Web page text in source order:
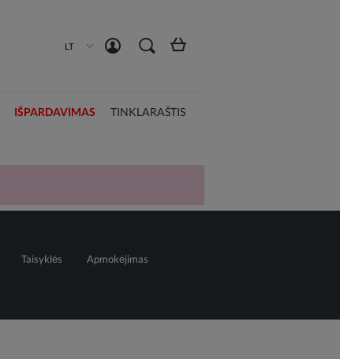
LT
IŠPARDAVIMAS TINKLARAŠTIS
Taisyklės
Apmokėjimas